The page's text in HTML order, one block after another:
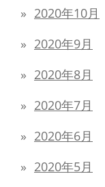
2020年10月
2020年9月
2020年8月
2020年7月
2020年6月
2020年5月